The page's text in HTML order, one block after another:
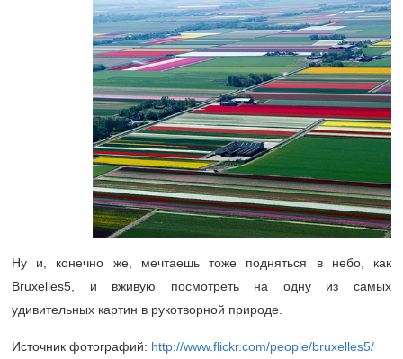
Ну и, конечно же, мечтаешь тоже подняться в небо, как
Bruxelles5, и вживую посмотреть на одну из самых
удивительных картин в рукотворной природе.
Источник фотографий: http://www.flickr.com/people/bruxelles5/